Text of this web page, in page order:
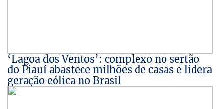
‘Lagoa dos Ventos’: complexo no sertão
do Piauí abastece milhões de casas e lidera
geração eólica no Brasil